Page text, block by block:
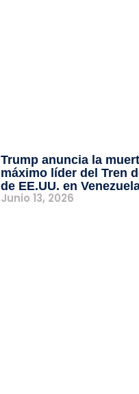
Trump anuncia la
máximo líder del Tren
de EE.UU. en
Junio 13, 2026